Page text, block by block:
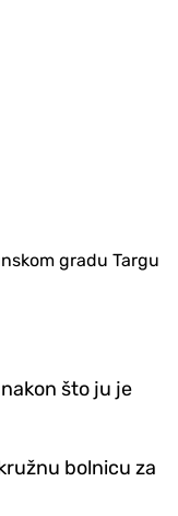
gradu Targu
što ju je
bolnicu za